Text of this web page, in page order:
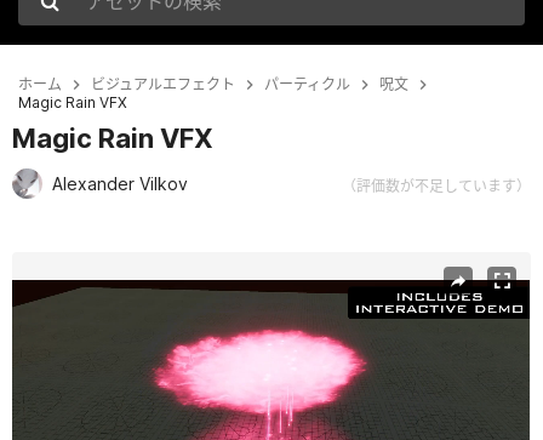
アセットの検索
ホーム ビジュアルエフェクト パーティクル
呪文
Magic Rain VFX
Magic Rain VFX
Alexander Vilkov （評価数が不足しています）